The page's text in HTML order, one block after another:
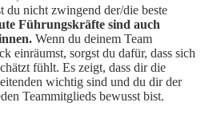
du nicht zwingend der/die beste
Führungskräfte sind auch
Wenn du deinem Team
einräumst, sorgst du dafür, dass sich
fühlt. Es zeigt, dass dir die
wichtig sind und du dir der
Teammitglieds bewusst bist.